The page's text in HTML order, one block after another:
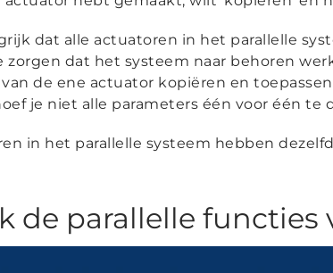
dat alle actuatoren in het parallelle
zorgen dat het systeem naar behoren
de ene actuator kopiëren en
je niet alle parameters één voor één te
in het parallelle systeem hebben
de parallelle functies